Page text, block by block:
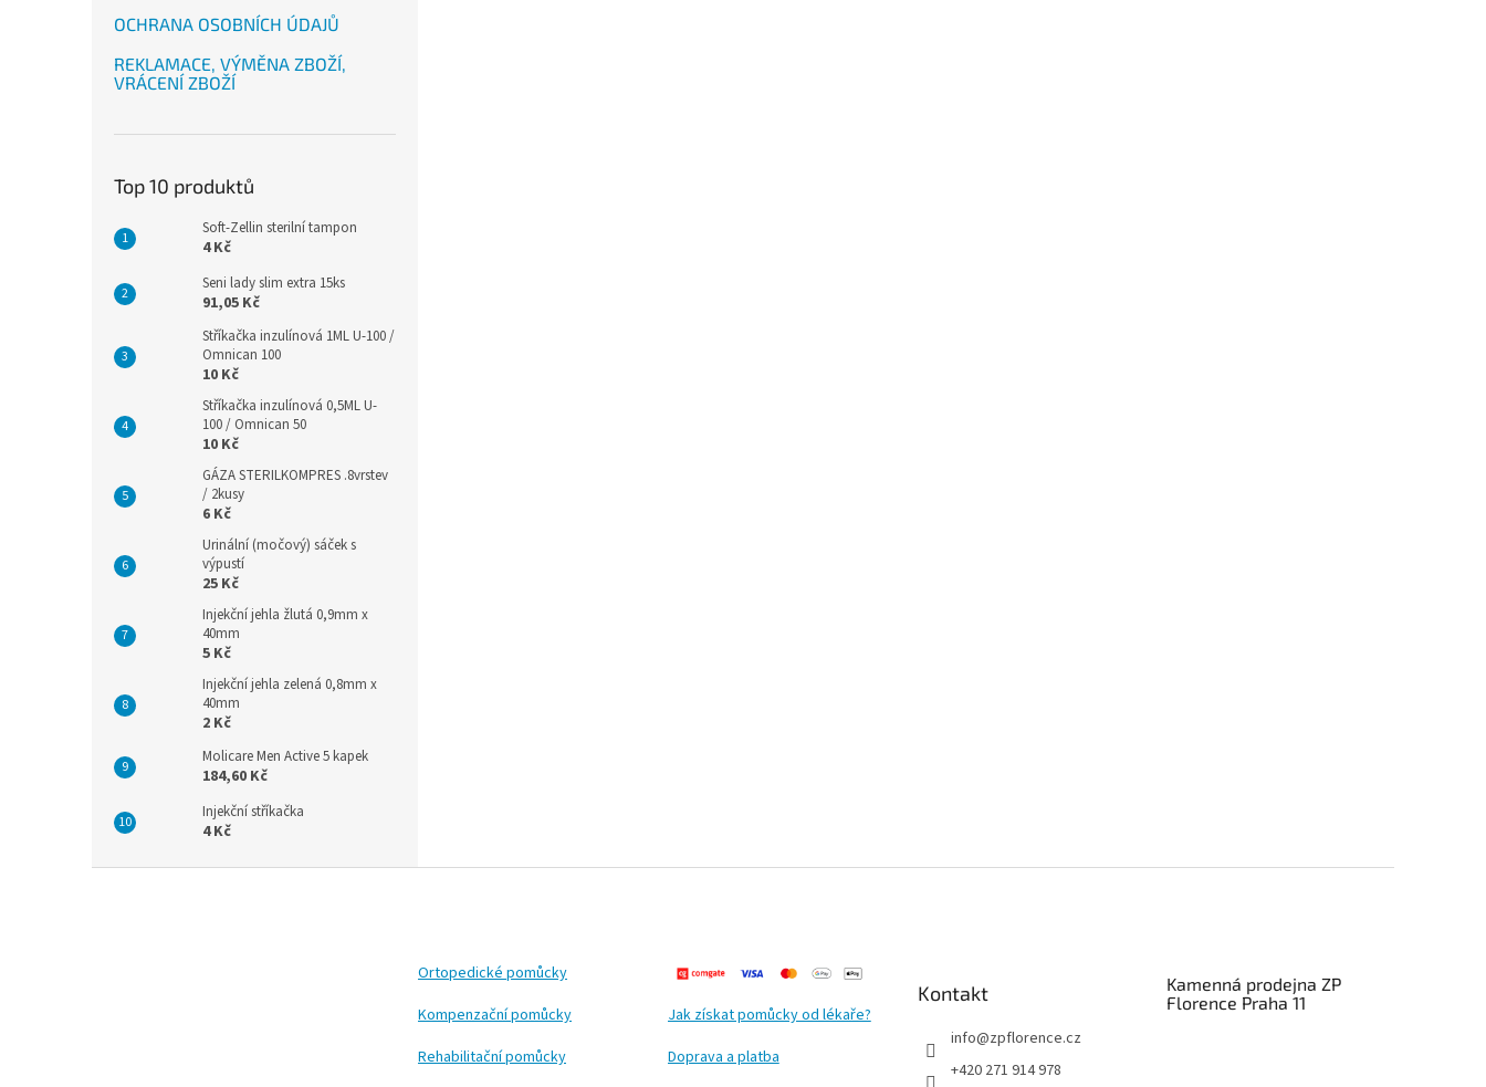
OCHRANA OSOBNÍCH ÚDAJŮ
REKLAMACE, VÝMĚNA ZBOŽÍ,
VRÁCENÍ ZBOŽÍ
Top 10 produktů
Soft-Zellin sterilní tampon
4 Kč
Seni lady slim extra 15ks
91,05 Kč
Stříkačka inzulínová 1ML U-100 /
Omnican 100
10 Kč
Stříkačka inzulínová 0,5ML U-
100 / Omnican 50
10 Kč
GÁZA STERILKOMPRES .8vrstev
/ 2kusy
6 Kč
Urinální (močový) sáček s
výpustí
25 Kč
Injekční jehla žlutá 0,9mm x
40mm
5 Kč
Injekční jehla zelená 0,8mm x
40mm
2 Kč
Molicare Men Active 5 kapek
184,60 Kč
Injekční stříkačka
4 Kč
Ortopedické pomůcky
Kompenzační pomůcky
Rehabilitační pomůcky
Jak získat pomůcky od lékaře?
Doprava a platba
Kontakt
info@zpflorence.cz
+420 271 914 978
Kamenná prodejna ZP
Florence Praha 11